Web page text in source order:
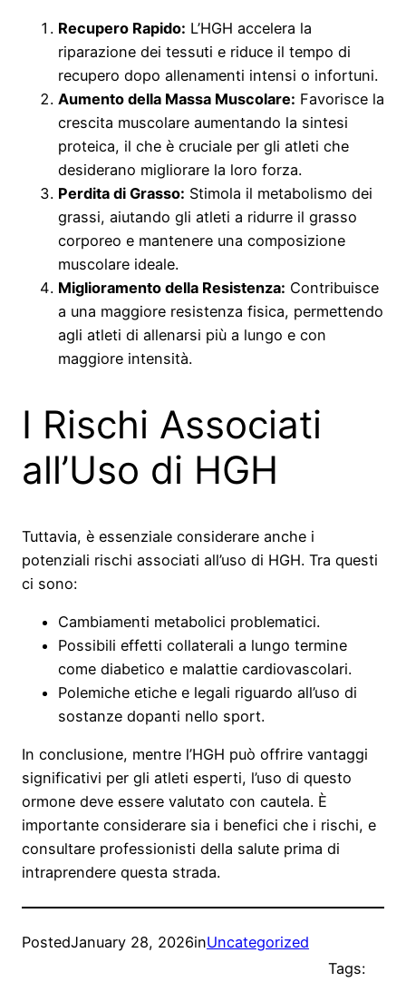
Recupero Rapido: L’HGH accelera la
riparazione dei tessuti e riduce il tempo di
recupero dopo allenamenti intensi o infortuni.
Aumento della Massa Muscolare: Favorisce la
crescita muscolare aumentando la sintesi
proteica, il che è cruciale per gli atleti che
desiderano migliorare la loro forza.
Perdita di Grasso: Stimola il metabolismo dei
grassi, aiutando gli atleti a ridurre il grasso
corporeo e mantenere una composizione
muscolare ideale.
Miglioramento della Resistenza: Contribuisce
a una maggiore resistenza fisica, permettendo
agli atleti di allenarsi più a lungo e con
maggiore intensità.
I Rischi Associati
all’Uso di HGH
Tuttavia, è essenziale considerare anche i
potenziali rischi associati all’uso di HGH. Tra questi
ci sono:
Cambiamenti metabolici problematici.
Possibili effetti collaterali a lungo termine
come diabetico e malattie cardiovascolari.
Polemiche etiche e legali riguardo all’uso di
sostanze dopanti nello sport.
In conclusione, mentre l’HGH può offrire vantaggi
significativi per gli atleti esperti, l’uso di questo
ormone deve essere valutato con cautela. È
importante considerare sia i benefici che i rischi, e
consultare professionisti della salute prima di
intraprendere questa strada.
PostedJanuary 28, 2026inUncategorized
Tags: